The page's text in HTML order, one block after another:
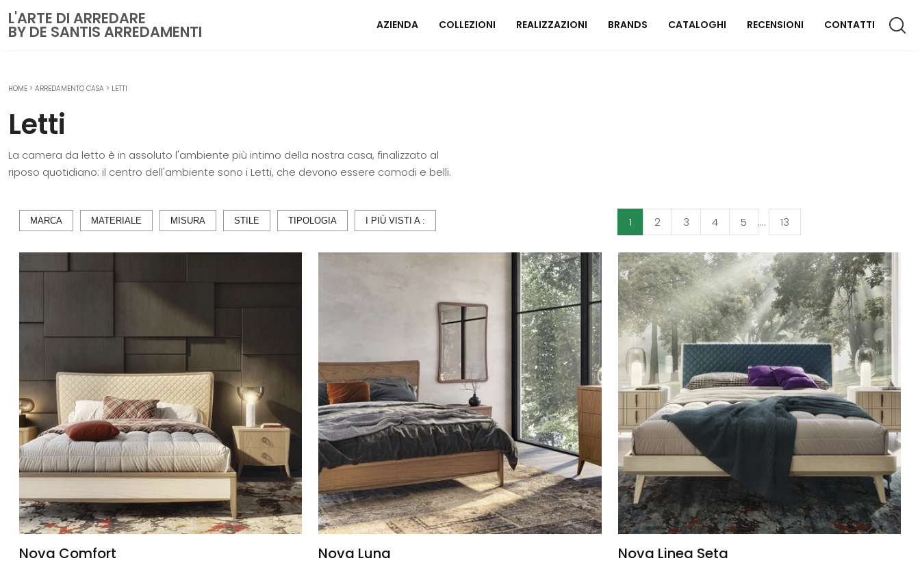
L'ARTE DI ARREDARE
BY DE SANTIS ARREDAMENTI AZIENDA COLLEZIONI
CUCINE
Cucine su misura
Librerie
Pareti Attrezzate
Salotti
Poltrone relax
Arredo Bagno
ZONA NOTTE
Letti
Comodini
UFFICIO
Arredo Ufficio
OUTDOOR
Arredo Giardino
REALIZZAZIONI BRANDS CATALOGHI RECENSIONI CONTATTI
HOME > ARREDAMENTO CASA > LETTI
Letti
La camera da letto è in assoluto l'ambiente più intimo della nostra casa, finalizzato al
riposo quotidiano: il centro dell'ambiente sono i Letti, che devono essere comodi e belli.
MARCA MATERIALE MISURA STILE TIPOLOGIA I PIÙ VISTI A : 1 2 3 4 5 .... 13
Nova Comfort Nova Luna Nova Linea Seta